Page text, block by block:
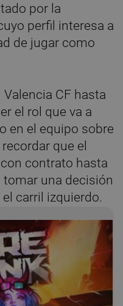
por la
perfil interesa a
de jugar como
CF hasta
el rol que va a
en el equipo sobre
que el
contrato hasta
una decisión
carril izquierdo.